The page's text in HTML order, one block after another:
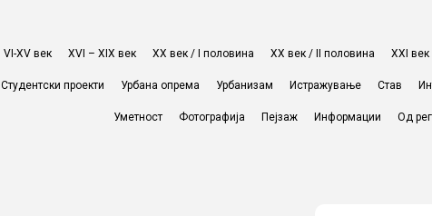
VI-XV век XVI – XIX век ХХ век / I половина ХХ век / II половина XXI век
Студентски проекти Урбана опрема Урбанизам Истражување Став
Уметност Фотографија Пејзаж Информации Од